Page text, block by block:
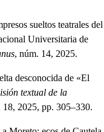
sueltos teatrales del
Universitaria de
, núm. 14, 2025.
desconocida de «El
textual de la
18, 2025, pp. 305–330.